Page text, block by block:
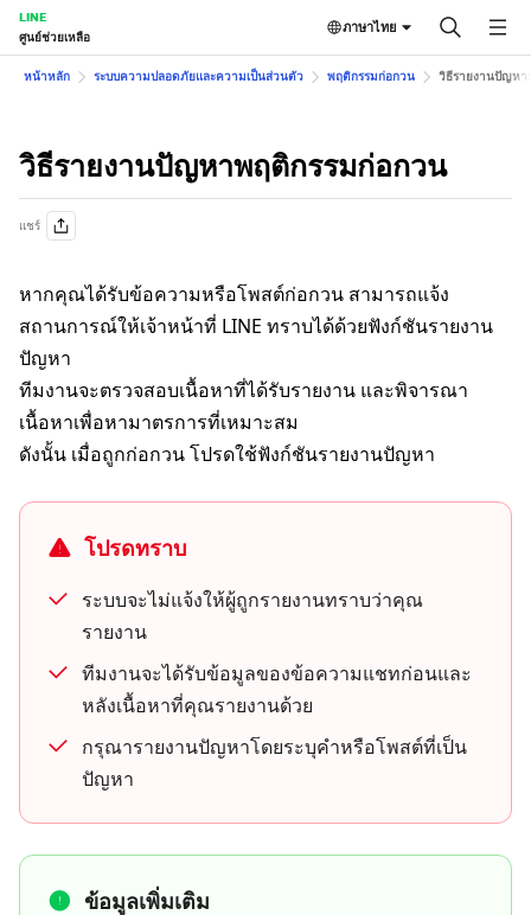
LINE
ศูนย์ช่วยเหลือ
ภาษาไทย
หน้าหลัก ระบบความปลอดภัยและความเป็นส่วนตัว พฤติกรรมก่อกวน วิธีรายงานปัญห
วิธีรายงานปัญหาพฤติกรรมก่อกวน
แชร์
หากคุณได้รับข้อความหรือโพสต์ก่อกวน สามารถแจ้ง
สถานการณ์ให้เจ้าหน้าที่ LINE ทราบได้ด้วยฟังก์ชันรายงาน
ปัญหา
ทีมงานจะตรวจสอบเนื้อหาที่ได้รับรายงาน และพิจารณา
เนื้อหาเพื่อหามาตรการที่เหมาะสม
ดังนั้น เมื่อถูกก่อกวน โปรดใช้ฟังก์ชันรายงานปัญหา
โปรดทราบ
ระบบจะไม่แจ้งให้ผู้ถูกรายงานทราบว่าคุณ
รายงาน
ทีมงานจะได้รับข้อมูลของข้อความแชทก่อนและ
หลังเนื้อหาที่คุณรายงานด้วย
กรุณารายงานปัญหาโดยระบุคำหรือโพสต์ที่เป็น
ปัญหา
ข้อมูลเพิ่มเติม